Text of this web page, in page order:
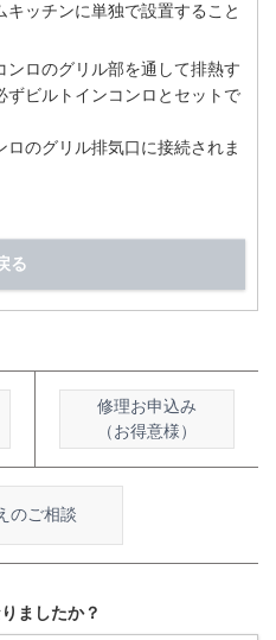
ッチンに単独で設置すること
ロのグリル部を通して排熱す
ずビルトインコンロとセットで
のグリル排気口に接続されま
る
修理お申込み
（お得意様）
のご相談
ましたか？